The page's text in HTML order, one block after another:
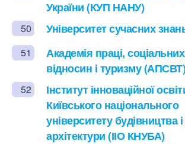
України (КУП НАНУ)
50 Університет сучасних
51
Академія праці, соціальних
відносин і туризму (АПСВТ)
52
Інститут інноваційної
Київського національного
університету будівництва і
архітектури (ІІО КНУБА)